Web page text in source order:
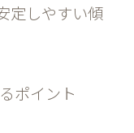
定しやすい傾
ポイント